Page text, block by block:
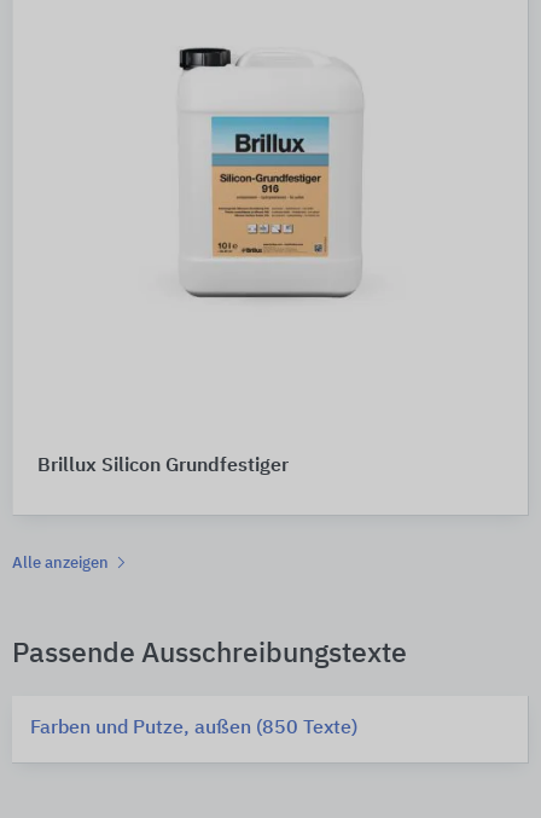
Brillux Silicon Grundfestiger
Alle anzeigen
Passende Ausschreibungstexte
Farben und Putze, außen (850 Texte)